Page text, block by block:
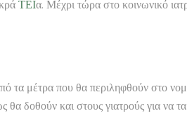
ΤΕΙα. Μέχρι τώρα στο κοινωνικό
τα μέτρα που θα περιληφθούν στο
δοθούν και στους γιατρούς για να